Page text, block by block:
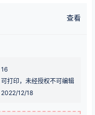
查看
16
可打印，未经授权不可编辑
2022/12/18